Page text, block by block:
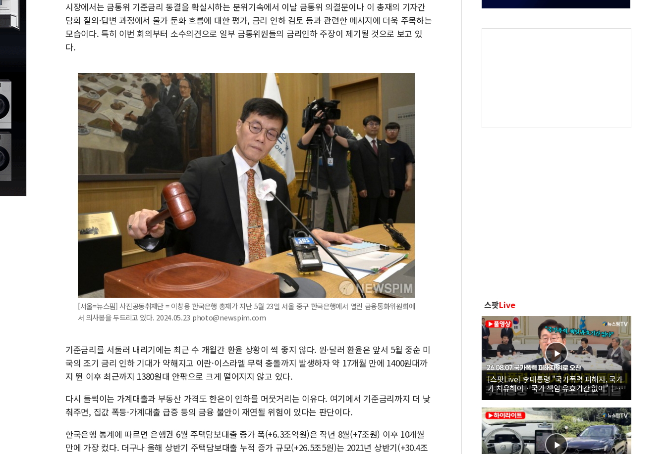
시장에서는 금통위 기준금리 동결을 확실시하는 분위기속에서 이날 금통위 의결문이나 이 총재의 기자간
담회 질의·답변 과정에서 물가 둔화 흐름에 대한 평가, 금리 인하 검토 등과 관련한 메시지에 더욱 주목하는
모습이다. 특히 이번 회의부터 소수의견으로 일부 금통위원들의 금리인하 주장이 제기될 것으로 보고 있
다.
[서울=뉴스핌] 사진공동취재단 = 이창용 한국은행 총재가 지난 5월 23일 서울 중구 한국은행에서 열린 금융통화위원회에
서 의사봉을 두드리고 있다. 2024.05.23 photo@newspim.com
기준금리를 서둘러 내리기에는 최근 수 개월간 환율 상황이 썩 좋지 않다. 원·달러 환율은 앞서 5월 중순 미
국의 조기 금리 인하 기대가 약해지고 이란·이스라엘 무력 충돌까지 발생하자 약 17개월 만에 1400원대까
지 뛴 이후 최근까지 1380원대 안팎으로 크게 떨어지지 않고 있다.
다시 들썩이는 가계대출과 부동산 가격도 한은이 인하를 머뭇거리는 이유다. 여기에서 기준금리까지 더 낮
춰주면, 집값 폭등·가계대출 급증 등의 금융 불안이 재연될 위험이 있다는 판단이다.
한국은행 통계에 따르면 은행권 6월 주택담보대출 증가 폭(+6.3조억원)은 작년 8월(+7조원) 이후 10개월
만에 가장 컸다. 더구나 올해 상반기 주택담보대출 누적 증가 규모(+26.5조5원)는 2021년 상반기(+30.4조
스팟Live
[스팟Live] 李대통령 "국가폭력 피해자, 국가
가 치유해야…국가 책임 유효기간 없어"｜
26.08.07 국가폭력 피해자 위로 오찬